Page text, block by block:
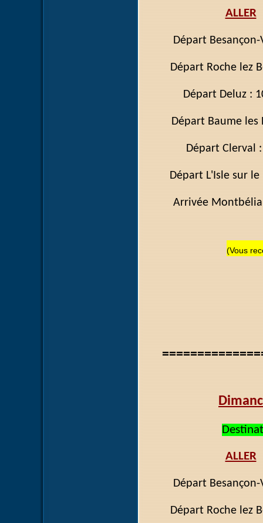
ALLER
Départ
Départ Roche
Départ
Départ Baume
Départ
Départ L'Isle
Arrivée
(Vous
ALLER
Départ
Départ Roche